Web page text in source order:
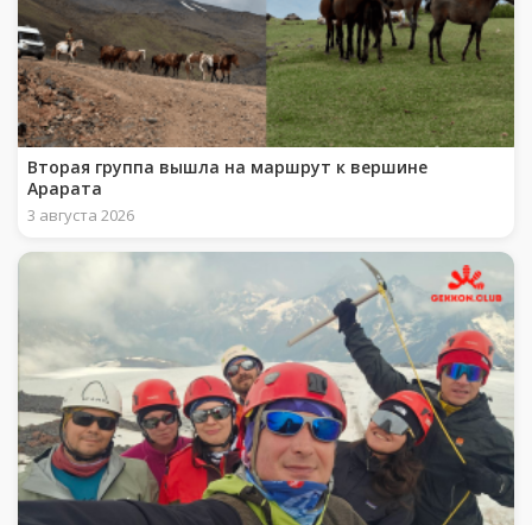
Вторая группа вышла на маршрут к вершине
Арарата
3 августа 2026